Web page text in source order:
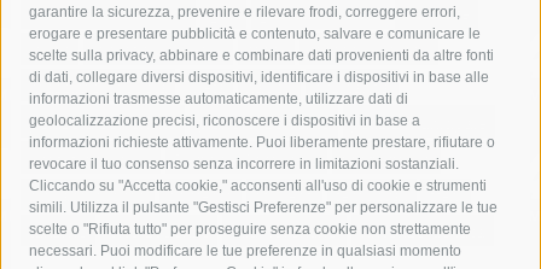
garantire la sicurezza, prevenire e rilevare frodi, correggere errori,
erogare e presentare pubblicità e contenuto, salvare e comunicare le
scelte sulla privacy, abbinare e combinare dati provenienti da altre fonti
di dati, collegare diversi dispositivi, identificare i dispositivi in base alle
informazioni trasmesse automaticamente, utilizzare dati di
geolocalizzazione precisi, riconoscere i dispositivi in base a
informazioni richieste attivamente. Puoi liberamente prestare, rifiutare o
revocare il tuo consenso senza incorrere in limitazioni sostanziali.
Cliccando su "Accetta cookie," acconsenti all'uso di cookie e strumenti
simili. Utilizza il pulsante "Gestisci Preferenze" per personalizzare le tue
scelte o "Rifiuta tutto" per proseguire senza cookie non strettamente
necessari. Puoi modificare le tue preferenze in qualsiasi momento
fondazione sorrento
gori guardia costiera
incidente
lavori
lorenzo balducelli mare
massa lubrense
massimo coppola
Meta napoli
ordinanza
penisola sorrentina
piano di sorrento
polizia municipale
protezione civile
Regione Campania
sant'agnello
sindaco cuomo
sorrento studenti temporali
treni
turismo
Vico Equense villa fiorentino vincenzo de luca